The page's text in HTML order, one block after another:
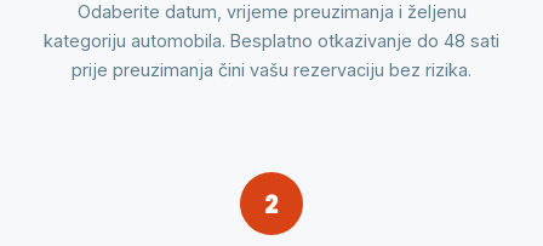
Odaberite datum, vrijeme preuzimanja i željenu
kategoriju automobila. Besplatno otkazivanje do 48 sati
prije preuzimanja čini vašu rezervaciju bez rizika.
2